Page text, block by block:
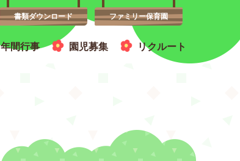
年間行事 園児募集 リクルート
書類ダウンロード ファミリー保育園